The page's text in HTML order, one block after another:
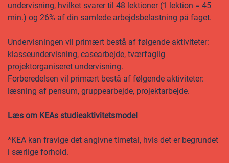
undervisning, hvilket svarer til 48 lektioner (1 lektion = 45
min.) og 26% af din samlede arbejdsbelastning på faget.
Undervisningen vil primært bestå af følgende aktiviteter:
klasseundervisning, casearbejde, tværfaglig
projektorganiseret undervisning.
Forberedelsen vil primært bestå af følgende aktiviteter:
læsning af pensum, gruppearbejde, projektarbejde.
Læs om KEAs studieaktivitetsmodel
*KEA kan fravige det angivne timetal, hvis det er begrundet
i særlige forhold.